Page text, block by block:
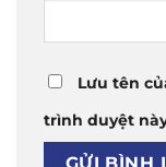
Lưu tên
trình duyệt